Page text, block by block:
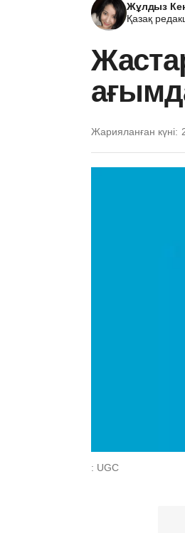
Жұлдыз
Қазақ
Жарияланған күні:
: UGC